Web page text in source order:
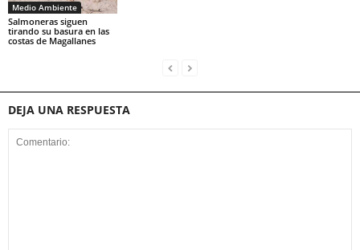
Medio Ambiente
Salmoneras siguen
tirando su basura en las
costas de Magallanes
DEJA UNA RESPUESTA